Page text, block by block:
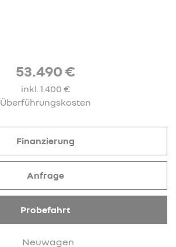
53.490 €
inkl. 1.400 €
Überführungskosten
Neuwagen
Finanzierung
Anfrage
Probefahrt